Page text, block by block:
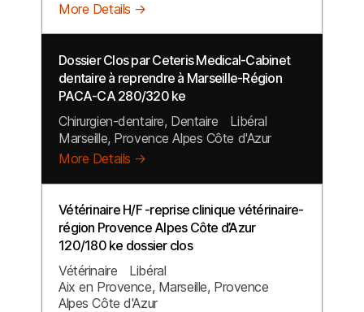
More Details
Dossier Clos par Ceteris Medical-Cabinet
dentaire à reprendre à Marseille-Région
PACA-CA 280/320 ke
Chirurgien-dentaire Dentaire
Libéral
Marseille Provence Alpes Côte d'Azur
More Details
Vétérinaire H/F -reprise clinique vétérinaire-
région Provence Alpes Côte d’Azur
120/180 ke dossier clos
Vétérinaire
Libéral
Aix en Provence Marseille Provence
Alpes Côte d'Azur